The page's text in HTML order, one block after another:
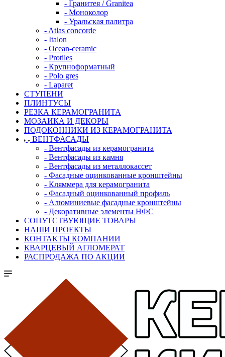
- Гранитея / Granitea
- Моноколор
- Уральская палитра
- Atlas concorde
- Italon
- Ocean-ceramic
- Protiles
- Крупноформатный
- Polo gres
- Laparet
СТУПЕНИ
ПЛИНТУСЫ
РЕЗКА КЕРАМОГРАНИТА
МОЗАИКА И ДЕКОРЫ
ПОДОКОННИКИ ИЗ КЕРАМОГРАНИТА
ВЕНТФАСАДЫ
- Вентфасады из керамогранита
- Вентфасады из камня
- Вентфасады из металлокассет
- Фасадные оцинкованные кронштейны
- Кляммера для керамогранита
- Фасадный оцинкованный профиль
- Алюминиевые фасадные кронштейны
- Декоративные элементы НФС
СОПУТСТВУЮЩИЕ ТОВАРЫ
НАШИ ПРОЕКТЫ
КОНТАКТЫ КОМПАНИИ
КВАРЦЕВЫЙ АГЛОМЕРАТ
РАСПРОДАЖА ПО АКЦИИ